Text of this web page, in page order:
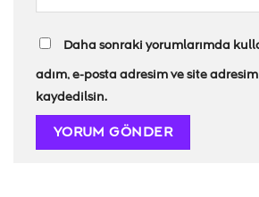
Daha sonraki yorumlarımda
adım, e-posta adresim ve site
kaydedilsin.